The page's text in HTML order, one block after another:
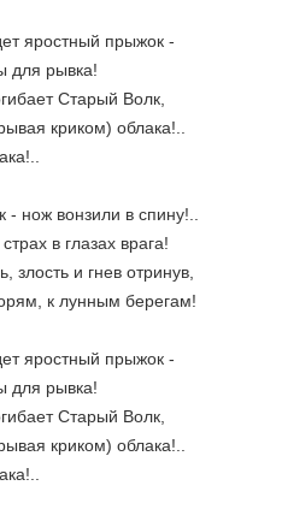
яростный прыжок -
для рывка!
Старый Волк,
криком) облака!..
- нож вонзили в спину!..
в глазах врага!
злость и гнев отринув,
к лунным берегам!
яростный прыжок -
для рывка!
Старый Волк,
криком) облака!..